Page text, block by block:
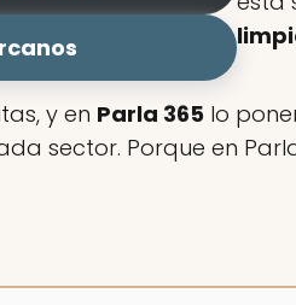
y en Parla 365 lo
sector. Porque en